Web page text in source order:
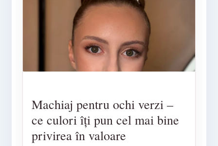
Machiaj pentru ochi verzi –
ce culori îți pun cel mai bine
privirea în valoare